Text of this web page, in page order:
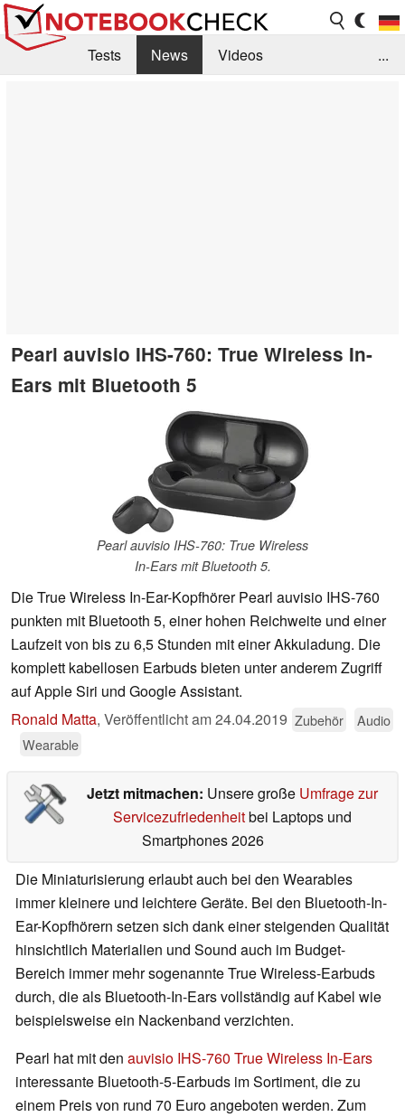
Tests News
Videos
...
Pearl auvisio IHS-760: True Wireless In-
Ears mit Bluetooth 5
Pearl auvisio IHS-760: True Wireless
In-Ears mit Bluetooth 5.
Die True Wireless In-Ear-Kopfhörer Pearl auvisio IHS-760
punkten mit Bluetooth 5, einer hohen Reichweite und einer
Laufzeit von bis zu 6,5 Stunden mit einer Akkuladung. Die
komplett kabellosen Earbuds bieten unter anderem Zugriff
auf Apple Siri und Google Assistant.
Ronald Matta, Veröffentlicht am24.04.2019 Zubehör
Audio
Wearable
Jetzt mitmachen: Unsere große Umfrage zur
Servicezufriedenheitbei Laptops und
Smartphones 2026
Die Miniaturisierung erlaubt auch bei den Wearables
immer kleinere und leichtere Geräte. Bei den Bluetooth-In-
Ear-Kopfhörern setzen sich dank einer steigenden Qualität
hinsichtlich Materialien und Sound auch im Budget-
Bereich immer mehr sogenannte True Wireless-Earbuds
durch, die als Bluetooth-In-Ears vollständig auf Kabel wie
beispielsweise ein Nackenband verzichten.
Pearl hat mit den auvisio IHS-760 True Wireless In-Ears
interessante Bluetooth-5-Earbuds im Sortiment, die zu
einem Preis von rund 70 Euro angeboten werden. Zum